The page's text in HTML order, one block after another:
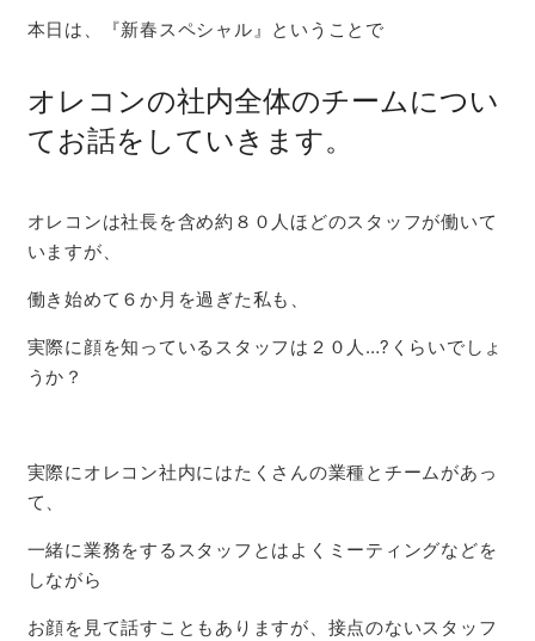
本日は、『新春スペシャル』ということで
オレコンの社内全体のチームについ
てお話をしていきます。
オレコンは社長を含め約８０人ほどのスタッフが働いて
いますが、
働き始めて６か月を過ぎた私も、
実際に顔を知っているスタッフは２０人…?くらいでしょ
うか？
実際にオレコン社内にはたくさんの業種とチームがあっ
て、
一緒に業務をするスタッフとはよくミーティングなどを
しながら
お顔を見て話すこともありますが、接点のないスタッフ